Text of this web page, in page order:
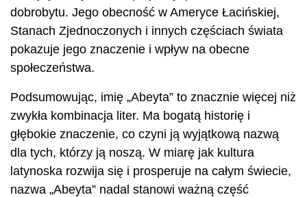
dobrobytu. Jego obecność w Ameryce Łacińskiej,
Stanach Zjednoczonych i innych częściach świata
pokazuje jego znaczenie i wpływ na obecne
społeczeństwa.
Podsumowując, imię „Abeyta” to znacznie więcej niż
zwykła kombinacja liter. Ma bogatą historię i
głębokie znaczenie, co czyni ją wyjątkową nazwą
dla tych, którzy ją noszą. W miarę jak kultura
latynoska rozwija się i prosperuje na całym świecie,
nazwa „Abeyta” nadal stanowi ważną część